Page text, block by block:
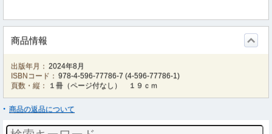
商品情報
出版年月： 2024年8月
ISBNコード： 978-4-596-77786-7 (4-596-77786-1)
頁数・縦：
１冊（ページ付なし） １９ｃｍ
商品の返品について